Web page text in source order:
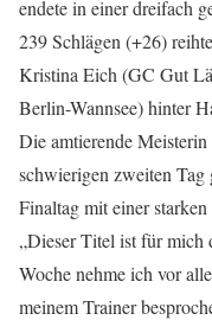
endete in einer dreifach
239 Schlägen (+26)
Kristina Eich (GC Gut
Berlin-Wannsee) hinter
Die amtierende
schwierigen zweiten
Finaltag mit einer
„Dieser Titel ist für mich
Woche nehme ich vor
meinem Trainer